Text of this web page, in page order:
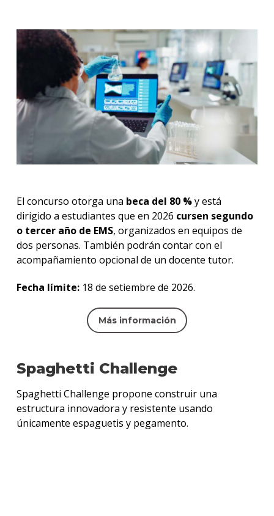
El concurso otorga una beca del 80 %y está
dirigido a estudiantes que en 2026 cursen segundo
o tercer año de EMS, organizados en equipos de
dos personas. También podrán contar con el
acompañamiento opcional de un docente tutor.
Fecha límite:18 de setiembre de 2026.
Más información
Spaghetti Challenge
Spaghetti Challenge propone construir una
estructura innovadora y resistente usando
únicamente espaguetis y pegamento.